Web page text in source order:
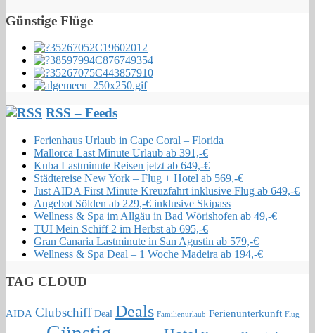
Günstige Flüge
RSS – Feeds
Ferienhaus Urlaub in Cape Coral – Florida
Mallorca Last Minute Urlaub ab 391,-€
Kuba Lastminute Reisen jetzt ab 649,-€
Städtereise New York – Flug + Hotel ab 569,-€
Just AIDA First Minute Kreuzfahrt inklusive Flug ab 649,-€
Angebot Sölden ab 229,-€ inklusive Skipass
Wellness & Spa im Allgäu in Bad Wörishofen ab 49,-€
TUI Mein Schiff 2 im Herbst ab 695,-€
Gran Canaria Lastminute in San Agustin ab 579,-€
Wellness & Spa Deal – 1 Woche Madeira ab 194,-€
TAG CLOUD
AIDA Clubschiff Deal Deals Familienurlaub Ferienunterkunft Flug